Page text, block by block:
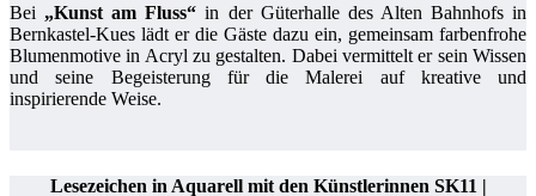
Bei „Kunst am Fluss“ in der Güterhalle des Alten Bahnhofs in
Bernkastel-Kues lädt er die Gäste dazu ein, gemeinsam farbenfrohe
Blumenmotive in Acryl zu gestalten. Dabei vermittelt er sein Wissen
und seine Begeisterung für die Malerei auf kreative und
inspirierende Weise.
Lesezeichen in Aquarell mit den Künstlerinnen SK11 |